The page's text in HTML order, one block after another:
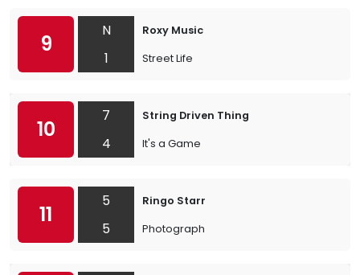
9
N
1
Roxy Music
Street Life
10
7
4
String Driven Thing
It's a Game
11
5
5
Ringo Starr
Photograph